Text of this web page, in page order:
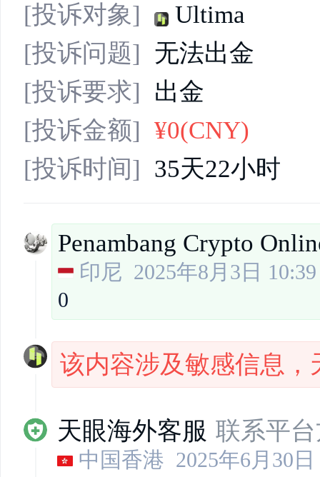
[投诉对象]
Ultima
[投诉问题] 无法出金
[投诉要求]
出金
[投诉金额] ¥0(CNY)
[投诉时间] 35天22小时
Penambang Crypto
印尼 2025年8月3日 10:39
0
该内容涉及敏感信息，
天眼海外客服 联系平
中国香港 2025年6月30日